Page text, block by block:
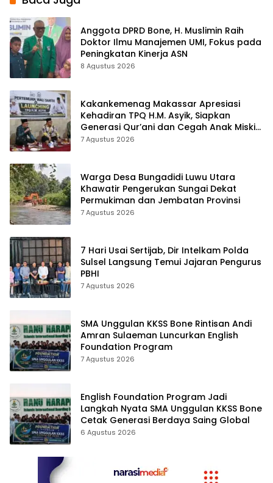
Anggota DPRD Bone, H. Muslimin Raih
Doktor Ilmu Manajemen UMI, Fokus pada
Peningkatan Kinerja ASN
8 Agustus 2026
Kakankemenag Makassar Apresiasi
Kehadiran TPQ H.M. Asyik, Siapkan
Generasi Qur’ani dan Cegah Anak Miskin
Spiritualitas
7 Agustus 2026
Warga Desa Bungadidi Luwu Utara
Khawatir Pengerukan Sungai Dekat
Permukiman dan Jembatan Provinsi
7 Agustus 2026
7 Hari Usai Sertijab, Dir Intelkam Polda
Sulsel Langsung Temui Jajaran Pengurus
PBHI
7 Agustus 2026
SMA Unggulan KKSS Bone Rintisan Andi
Amran Sulaeman Luncurkan English
Foundation Program
7 Agustus 2026
English Foundation Program Jadi
Langkah Nyata SMA Unggulan KKSS Bone
Cetak Generasi Berdaya Saing Global
6 Agustus 2026